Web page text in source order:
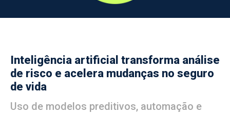
Inteligência artificial transforma análise
de risco e acelera mudanças no seguro
de vida
Uso de modelos preditivos, automação e